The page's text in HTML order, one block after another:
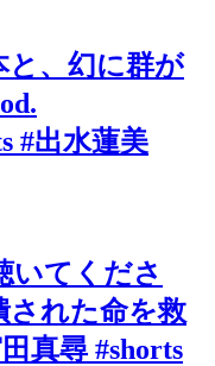
と、幻に群が
#出水蓮美
いてくださ
された命を救
真尋 #shorts